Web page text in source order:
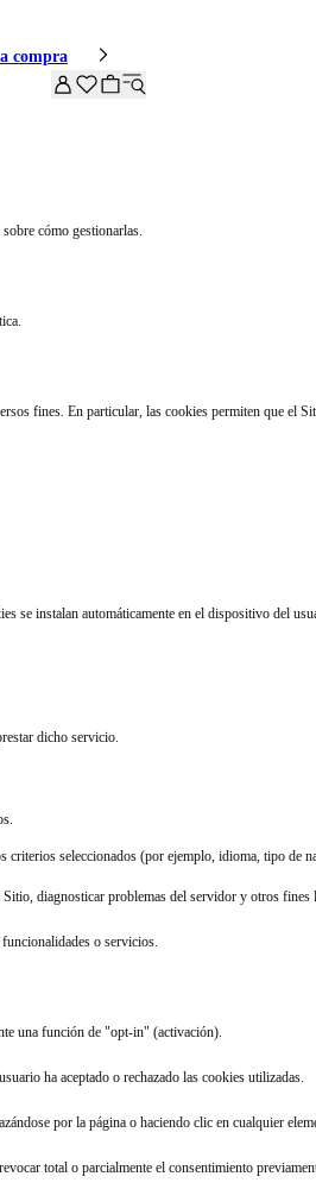
compra
cómo gestionarlas.
fines. En particular, las cookies permiten que el
instalan automáticamente en el dispositivo del
dicho servicio.
criterios seleccionados (por ejemplo, idioma, tipo de
diagnosticar problemas del servidor y otros fines
o servicios.
una función de "opt-in" (activación).
ha aceptado o rechazado las cookies utilizadas.
por la página o haciendo clic en cualquier
total o parcialmente el consentimiento